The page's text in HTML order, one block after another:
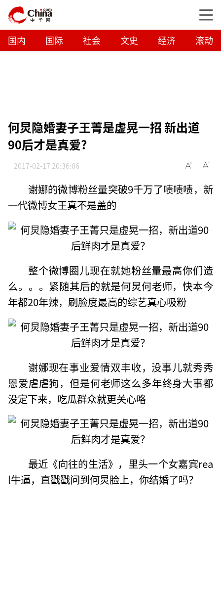
国内 国际 社会 文史 经济 滚动
何炅隐婚妻子王菁是虚晃一招 新出道
90后才是真爱?
2017-02-17 20:36:06
谢娜的微博粉丝量突破9千万了啧啧啧，新
一代微博女王真不是盖的
整个微博圈儿现在就她粉丝量最高你们造
么。。。紧随其后的就是何炅何老师，快本今
年都20年辣，刷脸度最高的综艺真心吸粉
谢娜现在事业爱情双丰收，没事儿就秀秀
恩爱虐虐狗，但是何老师这么多年终身大事都
没定下来，吃瓜群众就更关心咯
最近《向往的生活》，里头一个女嘉宾rea
l牛逼，直戳戳问到何炅脸上，你结婚了吗？